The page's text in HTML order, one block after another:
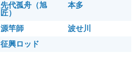
先代孤舟（旭
匠）
本多
源竿師
波せ川
征興ロッド